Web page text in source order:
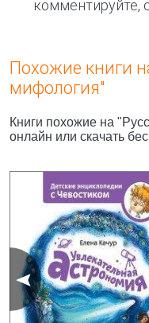
комментируйте,
Похожие книги
мифология"
Книги похожие на
онлайн или скачать